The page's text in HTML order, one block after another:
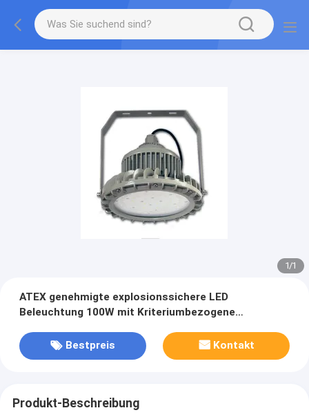
1/1
ATEX genehmigte explosionssichere LED
Beleuchtung 100W mit Kriteriumbezogene
Bestpreis
Kontakt
Produkt-Beschreibung